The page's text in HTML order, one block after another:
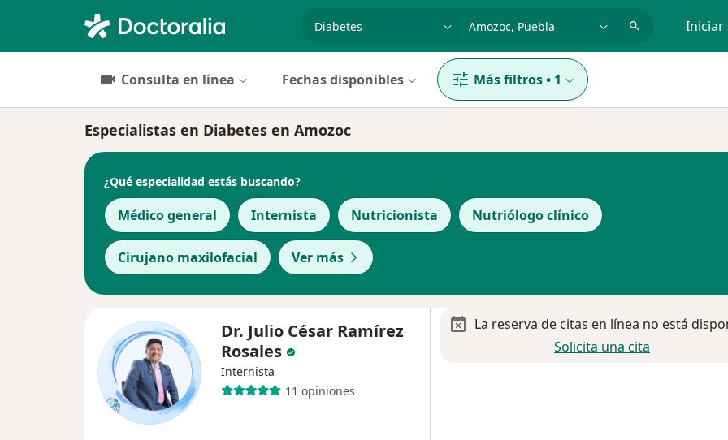
Iniciar
Consulta en línea Fechas disponibles Más filtros• 1
Especialistas en Diabetes en Amozoc
¿Qué especialidad estás buscando?
Médico general Internista Nutricionista Nutriólogo clínico
Cirujano maxilofacial Ver más
Dr. Julio César Ramírez
Rosales
Internista
11 opiniones
La reserva de citas en línea no está
Solicita una cita